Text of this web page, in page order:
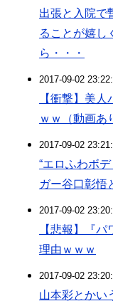
出張と入院で
ることが嬉し
ら・・・
2017-09-02
【衝撃】美
ｗｗ（動画あ
2017-09-02
“エロふわボ
ガー谷口彰悟
2017-09-02
【悲報】『
理由ｗｗｗ
2017-09-02
山本彩とかい